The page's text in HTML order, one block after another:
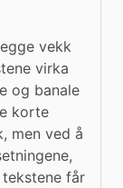
vekk
virka
og banale
korte
men ved å
får